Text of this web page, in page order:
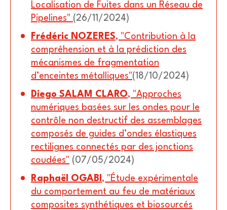
Localisation de Fuites dans un Réseau de
Pipelines" (26/11/2024)
Frédéric NOZERES, "Contribution à la
compréhension et à la prédiction des
mécanismes de fragmentation
d’enceintes métalliques"(18/10/2024)
Diego SALAM CLARO, "Approches
numériques basées sur les ondes pour le
contrôle non destructif des assemblages
composés de guides d’ondes élastiques
rectilignes connectés par des jonctions
coudées" (07/05/2024)
Raphaël OGABI , "Étude expérimentale
du comportement au feu de matériaux
composites synthétiques et biosourcés